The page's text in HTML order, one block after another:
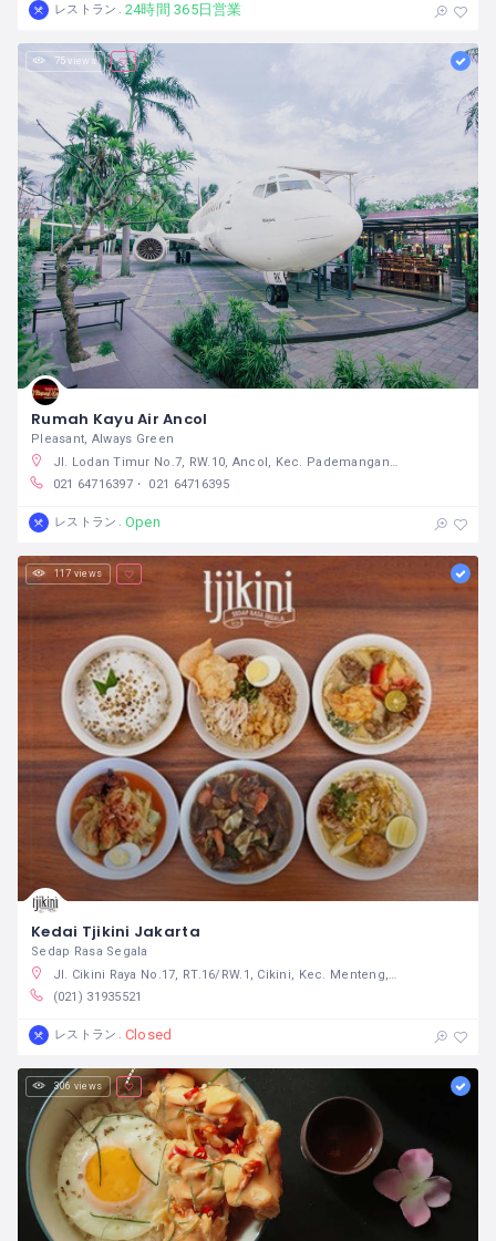
レストラン 24時間 365日営業
75 views
Rumah Kayu Air Ancol
Pleasant, Always Green
Jl. Lodan Timur No.7, RW.10, Ancol, Kec. Pademangan, Kota Jkt Utara, Daerah Khusus Ibukota Jakarta 14430 インドネシア
021 64716397・ 021 64716395
レストラン Open
117 views
Kedai Tjikini Jakarta
Sedap Rasa Segala
Jl. Cikini Raya No.17, RT.16/RW.1, Cikini, Kec. Menteng, Kota Jakarta Pusat, Daerah Khusus Ibukota Jakarta 10330 インドネシア
(021) 31935521
レストラン Closed
306 views